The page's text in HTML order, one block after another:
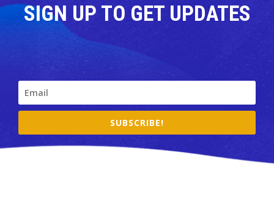
SIGN UP TO GET UPDATES
SUBSCRIBE!